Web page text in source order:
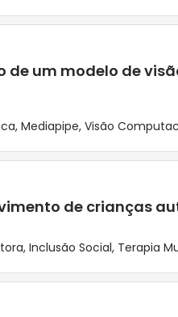
um modelo de
, Mediapipe, Visão
de crianças
, Inclusão Social, Terapia